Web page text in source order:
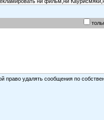
вообще тяжело воспринимается даже
право удалять сообщения по